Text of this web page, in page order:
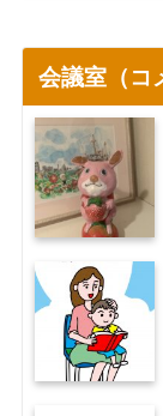
会議室（コ